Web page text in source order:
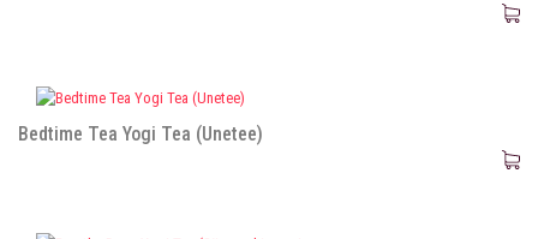
Bedtime Tea Yogi Tea (Unetee)